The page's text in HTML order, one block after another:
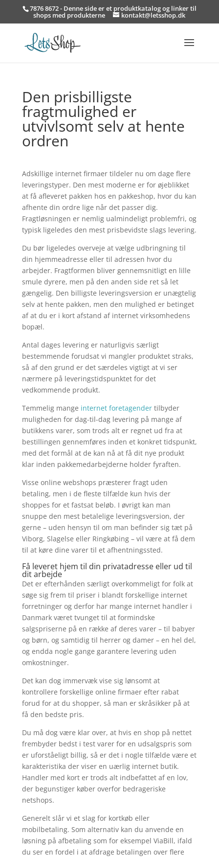
7876 8672 - Denne side er et produktkatalog og linker til
shops med produkterne kontakt@letsshop.dk
Den prisbilligste
fragtmulighed er
utvivlsomt selv at hente
ordren
Adskillige internet firmaer tildeler nu om dage flere
leveringstyper. Den mest moderne er for øjeblikket
at få afleveret pakken hos en pakkeshop, hvor du kan
afhente din ordre lige når det passer dig.
Fragtløsningen er nemlig ualmindeligt problemfri, og
typisk ligeledes den mest prisbevidste slags levering.
Du bør ligeledes overveje at vælge udbringning til
din hjemmeadresse eller til adressen hvor du
arbejder. Fragtformen bliver gennemsnitligt en lille
smule dyrere, men på den anden side ret så let
gængelig. Den billigste leveringsversion er unægtelig
selv at hente pakken, men den mulighed er betinget
af at du er i kort afstand af internet virksomhedens
bopæl.
Antal dages levering er naturligvis særligt
bestemmende forudsat vi mangler produktet straks,
så af den grund er det særdeles vigtigt at vi ser
nærmere på leveringstidspunktet for det
vedkommende produkt.
Temmelig mange internet foretagendertilbyder
muligheden for dag-til-dag levering på mange af
butikkens varer, som trods alt er regnet ud fra at
bestillingen gennemføres inden et konkret tidspunkt,
med det formål at de kan nå at få dit nye produkt
klar inden pakkemedarbejderne holder fyraften.
Visse online webshops præsterer fragt uden
betaling, men i de fleste tilfælde kun hvis der
shoppes for et fastsat beløb. I øvrigt kan man
snuppe den mest betalelige leveringsversion, der
gerne – uden hensyn til om man befinder sig tæt på
Viborg, Slagelse eller Ringkøbing – vil være at få dem
til at køre dine varer til et afhentningssted.
Få leveret hjem til din privatadresse eller ud til
dit arbejde
Det er efterhånden særligt overkommeligt for folk at
søge sig frem til priser i blandt forskellige internet
forretninger og derfor har mange internet handler i
Danmark været tvunget til at formindske
salgspriserne på en række af deres varer – til babyer
og børn, og samtidig til herrer og damer – en hel del,
og endda nogle gange garantere levering uden
omkostninger.
Det kan dog immervæk vise sig lønsomt at
kontrollere forskellige online firmaer efter rabat
forud for at du shopper, så man er skråsikker på at
få den bedste pris.
Du må dog være klar over, at hvis en shop på nettet
frembyder bedst i test varer for en udsalgspris som
er uforståeligt billig, så er det i nogle tilfælde være et
karakteristika der viser en uærlig internet butik.
Handler med kort er trods alt indbefattet af en lov,
der begunstiger køber overfor bedrageriske
netshops.
Generelt slår vi et slag for kortkøb eller
mobilbetaling. Som alternativ kan du anvende en
løsning på afbetaling som for eksempel ViaBill, ifald
du ser en fordel i at afdrage betalingen over flere